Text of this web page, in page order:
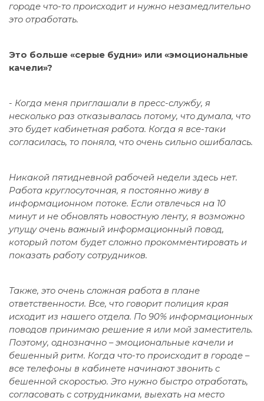
городе что-то происходит и нужно незамедлительно
это отработать.
Это больше «серые будни» или «эмоциональные
качели»?
- Когда меня приглашали в пресс-службу, я
несколько раз отказывалась потому, что думала, что
это будет кабинетная работа. Когда я все-таки
согласилась, то поняла, что очень сильно ошибалась.
Никакой пятидневной рабочей недели здесь нет.
Работа круглосуточная, я постоянно живу в
информационном потоке. Если отвлечься на 10
минут и не обновлять новостную ленту, я возможно
упущу очень важный информационный повод,
который потом будет сложно прокомментировать и
показать работу сотрудников.
Также, это очень сложная работа в плане
ответственности. Все, что говорит полиция края
исходит из нашего отдела. По 90% информационных
поводов принимаю решение я или мой заместитель.
Поэтому, однозначно – эмоциональные качели и
бешенный ритм. Когда что-то происходит в городе –
все телефоны в кабинете начинают звонить с
бешенной скоростью. Это нужно быстро отработать,
согласовать с сотрудниками, выехать на место